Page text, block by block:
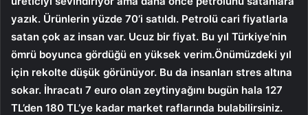
yazık. Ürünlerin yüzde 70’i satıldı. Petrolü cari fiyatlarla
satan çok az insan var. Ucuz bir fiyat. Bu yıl Türkiye’nin
ömrü boyunca gördüğü en yüksek verim.Önümüzdeki yıl
için rekolte düşük görünüyor. Bu da insanları stres altına
sokar. İhracatı 7 euro olan zeytinyağını bugün hala 127
TL’den 180 TL’ye kadar market raflarında bulabilirsiniz.